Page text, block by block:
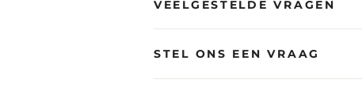
VEELGESTELDE VRAGEN
STEL ONS EEN VRAAG